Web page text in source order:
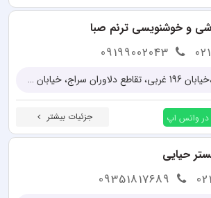
و خوشنویسی ترنم صبا
09199002043
تهران، اتوبان باقری،خیابان 196 غربی، تقاطع دلاوران سراج، خیابان صاحبی الزمان(عج)، پلاک 115
در واتس اپ جزئیات بیشتر
حیایی
09351817689